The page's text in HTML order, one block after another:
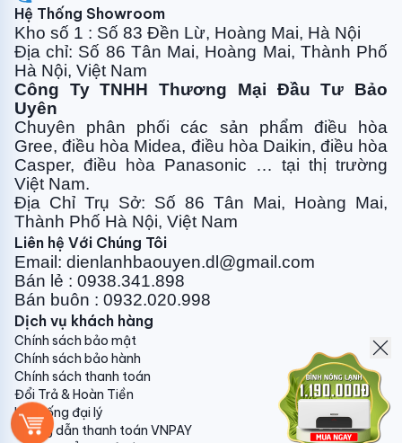
được giấc ngủ ngon, dễ chịu nhất.
Sử dụng môi chất lạnh R32 mới nhất
Daikin - Nhà sản xuất máy điều hòa hàng đầu thế giới
tiên phong trong việc sử dụngmôi chất lạnh R32 -
Môi chất lạnh thế hệ mới mang lại hiệu suất làm lạnh
cao hơn, không gây suy giảm tầng ozone và có chỉ số
làm nóng trái đất thấp.
Bền bỉ với dàn tản nhiệt bằng đồng
Máy điều hòa 9000 BTU Daikin FTF25XAV1V sử dụng
dàn đồnggiúp tăng hiệu suất làm lạnh, cũng như giúp
tăng độ bền cho sản phẩm.
Hệ Thống Showroom
Kho số 1 : Số 83 Đền Lừ, Hoàng Mai, Hà Nội
Địa chỉ: Số 86 Tân Mai, Hoàng Mai, Thành Phố
Hà Nội, Việt Nam
Công Ty TNHH Thương Mại Đầu Tư Bảo
Uyên
Chuyên phân phối các sản phẩm điều hòa
Gree, điều hòa Midea, điều hòa Daikin, điều hòa
Casper, điều hòa Panasonic … tại thị trường
Việt Nam.
Địa Chỉ Trụ Sở: Số 86 Tân Mai, Hoàng Mai,
Thành Phố Hà Nội, Việt Nam
Liên hệ Với Chúng Tôi
Email: dienlanhbaouyen.dl@gmail.com
Bán lẻ : 0938.341.898
Bán buôn : 0932.020.998
Dịch vụ khách hàng
Chính sách bảo mật
Chính sách bảo hành
Chính sách thanh toán
Đổi Trả & Hoàn Tiền
Hệ thống đại lý
Hướng dẫn thanh toán VNPAY